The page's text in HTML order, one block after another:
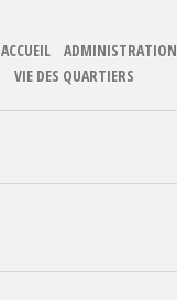
ACCUEIL ADMINISTRATION
VIE DES QUARTIERS